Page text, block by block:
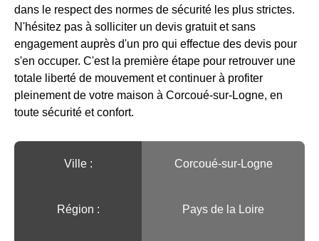
dans le respect des normes de sécurité les plus strictes.
N'hésitez pas à solliciter un devis gratuit et sans
engagement auprès d'un pro qui effectue des devis pour
s'en occuper. C'est la première étape pour retrouver une
totale liberté de mouvement et continuer à profiter
pleinement de votre maison à Corcoué-sur-Logne, en
toute sécurité et confort.
Ville :️ Corcoué-sur-Logne
Région :️ Pays de la Loire